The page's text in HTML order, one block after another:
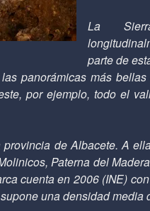
La
parte de
panorámicas más
por ejemplo, todo el
de Albacete. A
Paterna del
cuenta en 2006 (INE)
una densidad media